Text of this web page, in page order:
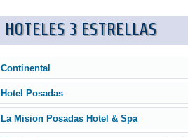
HOTELES 3 ESTRELLAS
Continental
Hotel Posadas
La Mision Posadas Hotel & Spa